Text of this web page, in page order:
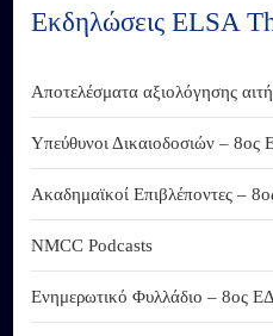
Εκδηλώσεις ELSA
Αποτελέσματα αξιολόγησης
Υπεύθυνοι Δικαιοδοσιών – 8ος
Ακαδημαϊκοί Επιβλέποντες –
NMCC Podcasts
Ενημερωτικό Φυλλάδιο – 8ος